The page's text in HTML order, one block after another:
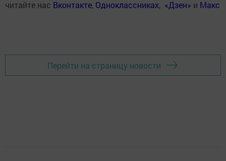
читайте нас Вконтакте, Одноклассниках, «Дзен» и Макс
Перейти на страницу новости